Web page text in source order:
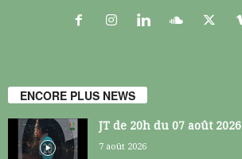
ENCORE PLUS NEWS
JT de 20h du 07 août 2026
7 août 2026